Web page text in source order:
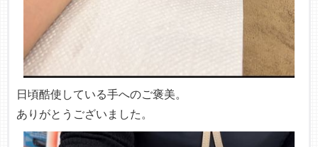
日頃酷使している手へのご褒美。
ありがとうございました。